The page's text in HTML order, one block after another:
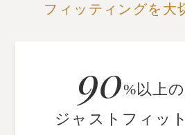
フィッティングを 大
%以上
ジャストフィッ